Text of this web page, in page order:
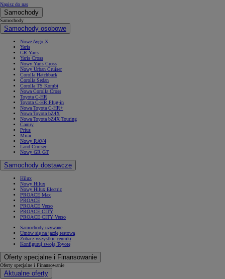
Napisz do nas
Samochody
Samochody
Samochody osobowe
Nowe Aygo X
Yaris
GR Yaris
Yaris Cross
Nowy Yaris Cross
Nowy Urban Cruiser
Corolla Hatchback
Corolla Sedan
Corolla TS Kombi
Nowa Corolla Cross
Toyota C-HR
Toyota C-HR Plug-in
Nowa Toyota C-HR+
Nowa Toyota bZ4X
Nowa Toyota bZ4X Touring
Camry
Prius
Mirai
Nowy RAV4
Land Cruiser
Nowy GR GT
Samochody dostawcze
Hilux
Nowy Hilux
Nowy Hilux Electric
PROACE Max
PROACE
PROACE Verso
PROACE CITY
PROACE CITY Verso
Samochody używane
Umów się na jazdę testową
Zobacz wszystkie cenniki
Konfiguruj swoją Toyotę
Oferty specjalne i Finansowanie
Oferty specjalne i Finansowanie
Aktualne oferty